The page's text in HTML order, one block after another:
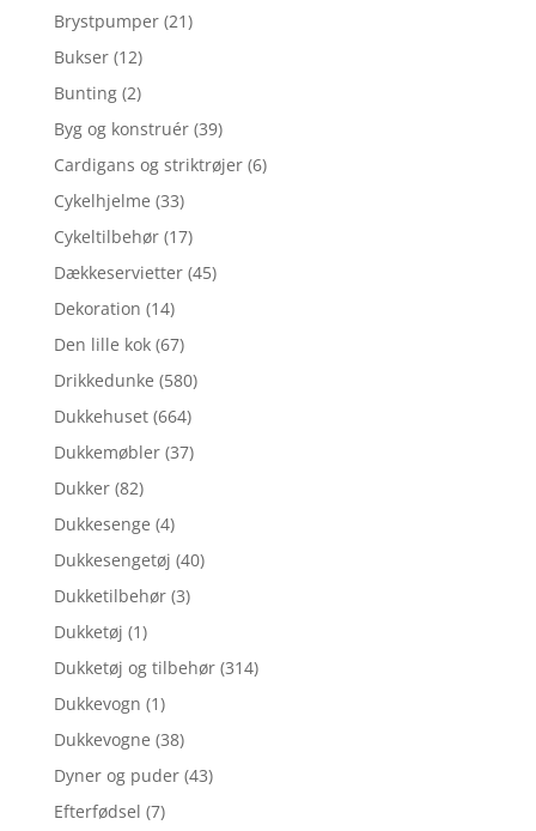
Brystpumper (21)
Bukser (12)
Bunting (2)
Byg og konstruér (39)
Cardigans og striktrøjer (6)
Cykelhjelme (33)
Cykeltilbehør (17)
Dækkeservietter (45)
Dekoration (14)
Den lille kok (67)
Drikkedunke (580)
Dukkehuset (664)
Dukkemøbler (37)
Dukker (82)
Dukkesenge (4)
Dukkesengetøj (40)
Dukketilbehør (3)
Dukketøj (1)
Dukketøj og tilbehør (314)
Dukkevogn (1)
Dukkevogne (38)
Dyner og puder (43)
Efterfødsel (7)